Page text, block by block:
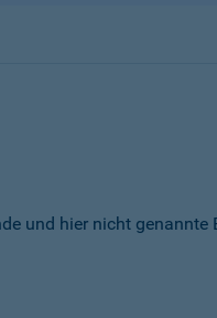
und hier nicht genannte